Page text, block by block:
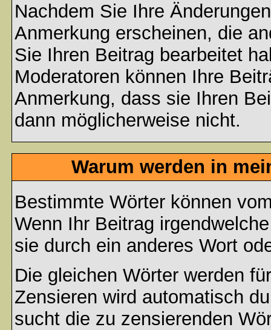
Nachdem Sie Ihre
Anmerkung erscheinen, die
Sie Ihren Beitrag bearbeitet
Moderatoren können Ihre
Anmerkung, dass sie Ihren
dann möglicherweise nicht.
Warum werden in
Bestimmte Wörter können
Wenn Ihr Beitrag
sie durch ein anderes Wort
Die gleichen Wörter werden
Zensieren wird automatisch
sucht die zu zensierenden